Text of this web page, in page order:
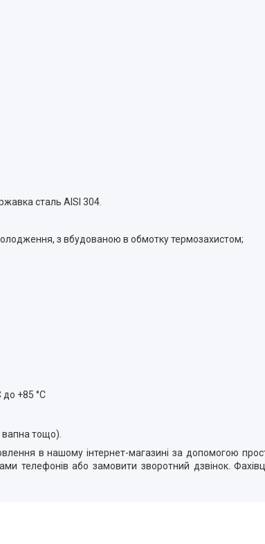
сталь AISI 304.
з вбудованою в обмотку термозахистом;
до +85 °C
вапна тощо).
в нашому інтернет-магазині за допомогою
телефонів або замовити зворотний дзвінок.